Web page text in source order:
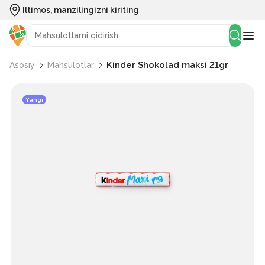
Iltimos, manzilingizni kiriting
Asosiy Mahsulotlar Kinder Shokolad maksi 21gr
Yangi